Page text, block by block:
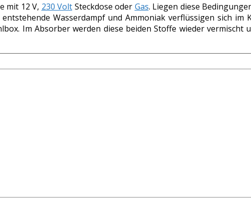
mit 12 V, 230 Volt Steckdose oder Gas. Liegen diese
Wasserdampf und Ammoniak verflüssigen sich im
Im Absorber werden diese beiden Stoffe wieder vermischt